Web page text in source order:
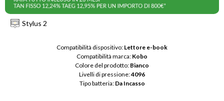
Stylus 2
Compatibilità dispositivo: Lettore e-book
Compatibilità marca: Kobo
Colore del prodotto: Bianco
Livelli di pressione: 4096
Tipo batteria: Da Incasso